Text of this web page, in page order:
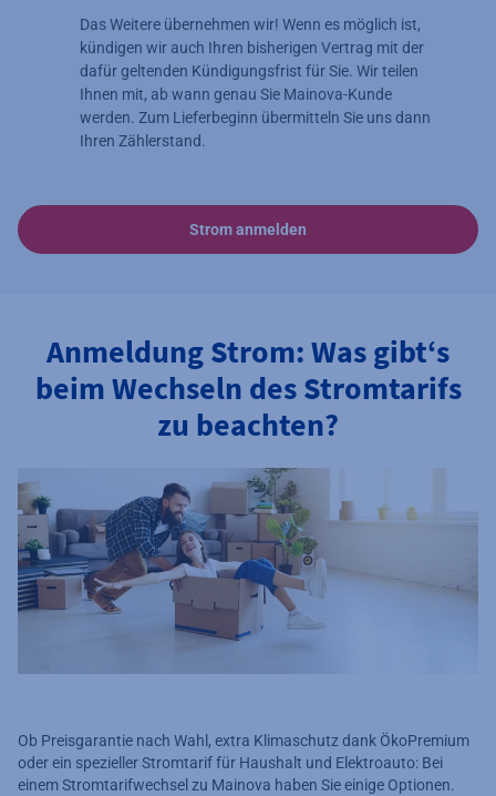
Das Weitere übernehmen wir! Wenn es möglich ist,
kündigen wir auch Ihren bisherigen Vertrag mit der
dafür geltenden Kündigungsfrist für Sie. Wir teilen
Ihnen mit, ab wann genau Sie Mainova-Kunde
werden. Zum Lieferbeginn übermitteln Sie uns dann
Ihren Zählerstand.
Strom anmelden
Anmeldung Strom: Was gibt‘s
beim Wechseln des Stromtarifs
zu beachten?
Ob Preisgarantie nach Wahl, extra Klimaschutz dank ÖkoPremium
oder ein spezieller Stromtarif für Haushalt und Elektroauto: Bei
einem Stromtarifwechsel zu Mainova haben Sie einige Optionen.